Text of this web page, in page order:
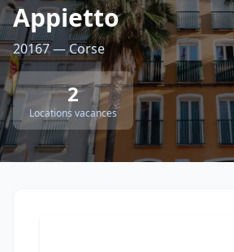
Appietto
20167 — Corse
2
Locations vacances